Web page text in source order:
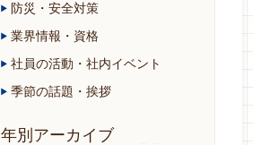
防災・安全対策
業界情報・資格
社員の活動・社内イベント
季節の話題・挨拶
年別アーカイブ